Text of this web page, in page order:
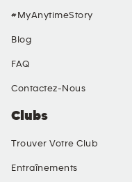
Clubs
Trouver Votre Club
Entraînements
#MyAnytimeStory
Blog
FAQ
Contactez-Nous